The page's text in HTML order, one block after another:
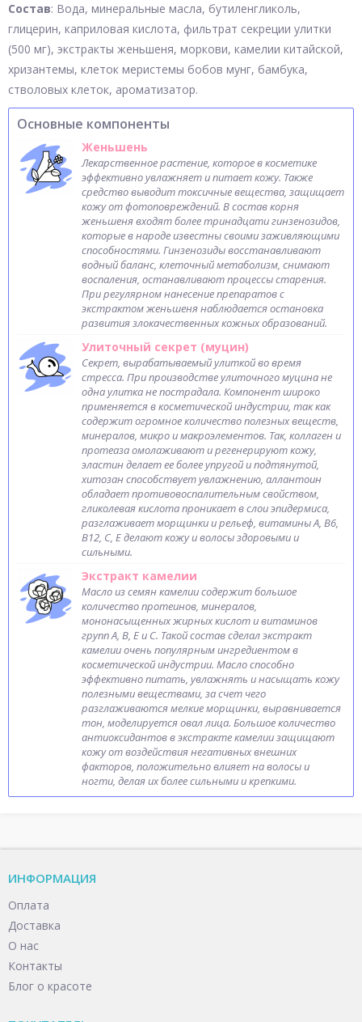
Состав: Вода, минеральные масла, бутиленгликоль,
глицерин, каприловая кислота, фильтрат секреции улитки
(500 мг), экстракты женьшеня, моркови, камелии китайской,
хризантемы, клеток меристемы бобов мунг, бамбука,
стволовых клеток, ароматизатор.
Основные компоненты
Женьшень
Лекарственное растение, которое в косметике
эффективно увлажняет и питает кожу. Также
средство выводит токсичные вещества, защищает
кожу от фотоповреждений. В состав корня
женьшеня входят более тринадцати гинзенозидов,
которые в народе известны своими заживляющими
способностями. Гинзенозиды восстанавливают
водный баланс, клеточный метаболизм, снимают
воспаления, останавливают процессы старения.
При регулярном нанесение препаратов с
экстрактом женьшеня наблюдается остановка
развития злокачественных кожных образований.
Улиточный секрет (муцин)
Секрет, вырабатываемый улиткой во время
стресса. При производстве улиточного муцина не
одна улитка не пострадала. Компонент широко
применяется в косметической индустрии, так как
содержит огромное количество полезных веществ,
минералов, микро и макроэлементов. Так, коллаген и
протеаза омолаживают и регенерируют кожу,
эластин делает ее более упругой и подтянутой,
хитозан способствует увлажнению, аллантоин
обладает противовоспалительным свойством,
гликолевая кислота проникает в слои эпидермиса,
разглаживает морщинки и рельеф, витамины А, В6,
В12, С, Е делают кожу и волосы здоровыми и
сильными.
Экстракт камелии
Масло из семян камелии содержит большое
количество протеинов, минералов,
мононасыщенных жирных кислот и витаминов
групп A, B, E и С. Такой состав сделал экстракт
камелии очень популярным ингредиентом в
косметической индустрии. Масло способно
эффективно питать, увлажнять и насыщать кожу
полезными веществами, за счет чего
разглаживаются мелкие морщинки, выравнивается
тон, моделируется овал лица. Большое количество
антиоксидантов в экстракте камелии защищают
кожу от воздействия негативных внешних
факторов, положительно влияет на волосы и
ногти, делая их более сильными и крепкими.
ИНФОРМАЦИЯ
Оплата
Доставка
О нас
Контакты
Блог о красоте